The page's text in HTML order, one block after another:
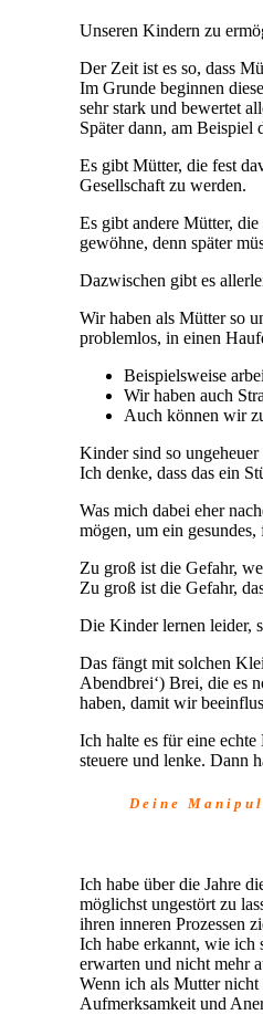
Unseren Kindern zu
Der Zeit ist es so, dass
Im Grunde beginnen
sehr stark und bewertet
Später dann, am Beispiel
Es gibt Mütter, die fest
Gesellschaft zu werden.
Es gibt andere Mütter,
gewöhne, denn später
Dazwischen gibt es
Wir haben als Mütter so
problemlos, in einen
Beispielsweise
Wir haben auch
Auch können wir
Kinder sind so
Ich denke, dass das ein
Was mich dabei eher
mögen, um ein
Zu groß ist die Gefahr,
Zu groß ist die Gefahr,
Die Kinder lernen leider,
Das fängt mit solchen
Abendbrei‘) Brei, die es
haben, damit wir
Ich halte es für eine
steuere und lenke. Dann
D e i n e M a n i p u l a t
Ich habe über die Jahre
möglichst ungestört zu
ihren inneren Prozessen
Ich habe erkannt, wie ich
erwarten und nicht mehr
Wenn ich als Mutter
Aufmerksamkeit und